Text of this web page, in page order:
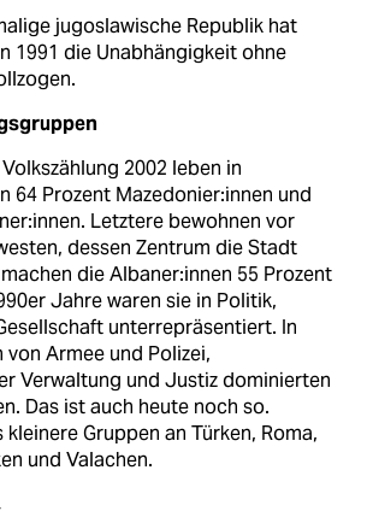
jugoslawische Republik hat
1991 die Unabhängigkeit ohne
2002 leben in
64 Prozent Ma­ze­do­nie­r:in­nen und
Letztere bewohnen vor
dessen Zentrum die Stadt
die Al­ba­ne­r:in­nen 55 Prozent
Jahre waren sie in Politik,
unterrepräsentiert. In
von Armee und Polizei,
Verwaltung und Justiz dominierten
Das ist auch heute noch so.
Gruppen an Türken, Roma,
und Valachen.